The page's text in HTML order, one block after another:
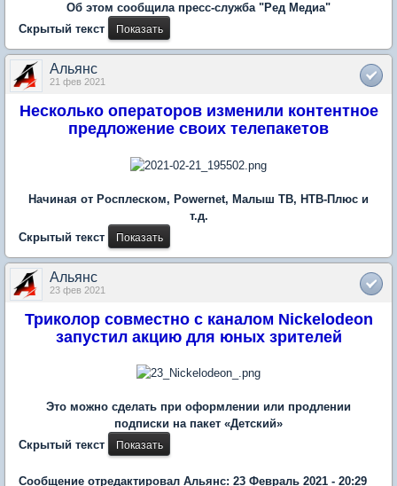
Об этом сообщила пресс-служба "Ред Медиа"
Скрытый текст
Альянс
21 фев 2021
Несколько операторов изменили контентное
предложение своих телепакетов
Начиная от Росплеском, Powernet, Малыш ТВ, НТВ-Плюс и
т.д.
Скрытый текст
Альянс
23 фев 2021
Триколор совместно с каналом Nickelodeon
запустил акцию для юных зрителей
Это можно сделать при оформлении или продлении
подписки на пакет «Детский»
Скрытый текст
Сообщение отредактировал Альянс: 23 Февраль 2021 - 20:29